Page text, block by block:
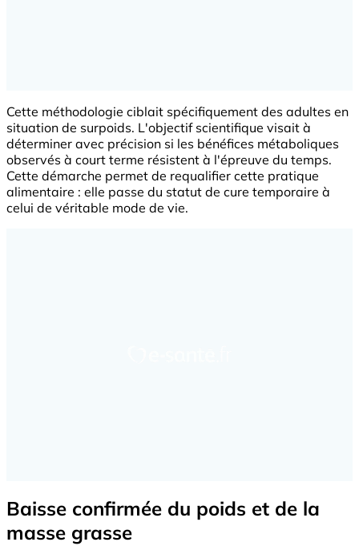
Cette méthodologie ciblait spécifiquement des adultes en
situation de surpoids. L'objectif scientifique visait à
déterminer avec précision si les bénéfices métaboliques
observés à court terme résistent à l'épreuve du temps.
Cette démarche permet de requalifier cette pratique
alimentaire : elle passe du statut de cure temporaire à
celui de véritable mode de vie.
Baisse confirmée du poids et de la
masse grasse